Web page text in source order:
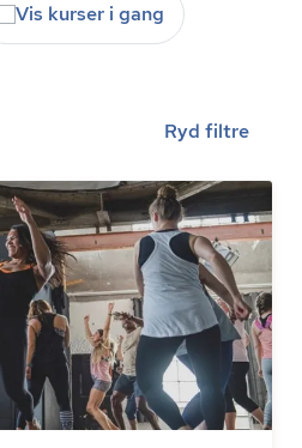
Vis kurser i gang
Ryd filtre